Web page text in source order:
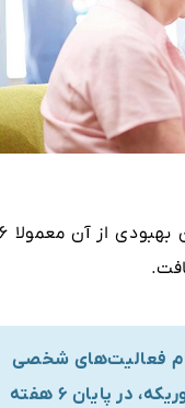
انجام فعالیت‌های شخصی
را شروع نموده و به صورت مستمر روزانه به مدت و میزان فعالیت اضافه نمایید؛ به طوریکه، در پایان ۶ هفته